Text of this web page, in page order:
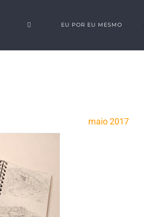
EU POR EU MESMO
maio 2017